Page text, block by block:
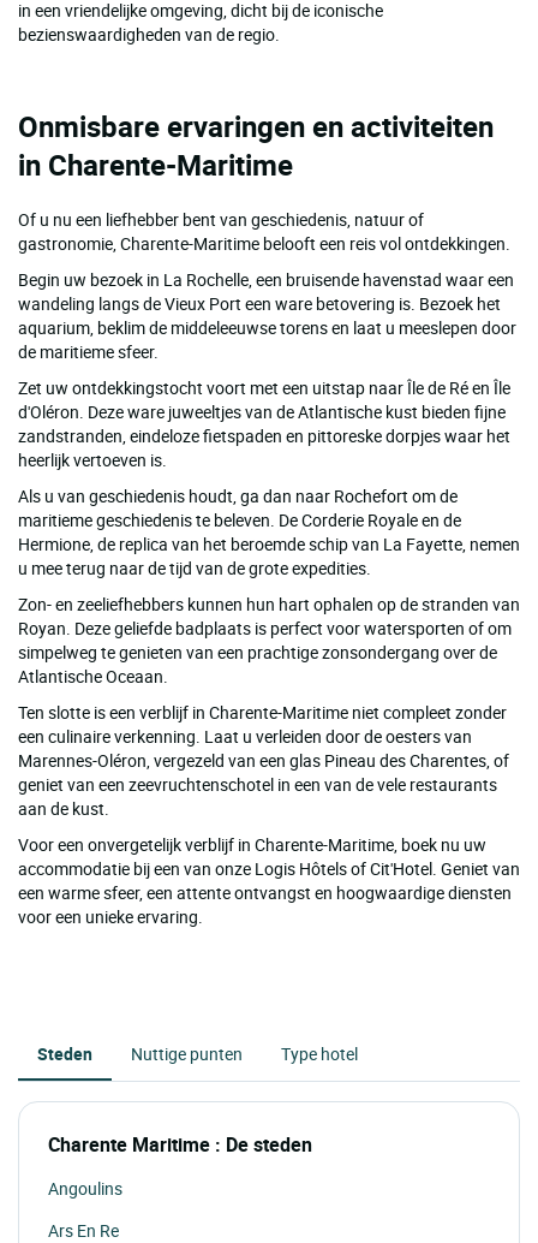
in een vriendelijke omgeving, dicht bij de iconische
bezienswaardigheden van de regio.
Onmisbare ervaringen en activiteiten
in Charente-Maritime
Of u nu een liefhebber bent van geschiedenis, natuur of
gastronomie, Charente-Maritime belooft een reis vol ontdekkingen.
Begin uw bezoek in La Rochelle, een bruisende havenstad waar een
wandeling langs de Vieux Port een ware betovering is. Bezoek het
aquarium, beklim de middeleeuwse torens en laat u meeslepen door
de maritieme sfeer.
Zet uw ontdekkingstocht voort met een uitstap naar Île de Ré en Île
d'Oléron. Deze ware juweeltjes van de Atlantische kust bieden fijne
zandstranden, eindeloze fietspaden en pittoreske dorpjes waar het
heerlijk vertoeven is.
Als u van geschiedenis houdt, ga dan naar Rochefort om de
maritieme geschiedenis te beleven. De Corderie Royale en de
Hermione, de replica van het beroemde schip van La Fayette, nemen
u mee terug naar de tijd van de grote expedities.
Zon- en zeeliefhebbers kunnen hun hart ophalen op de stranden van
Royan. Deze geliefde badplaats is perfect voor watersporten of om
simpelweg te genieten van een prachtige zonsondergang over de
Atlantische Oceaan.
Ten slotte is een verblijf in Charente-Maritime niet compleet zonder
een culinaire verkenning. Laat u verleiden door de oesters van
Marennes-Oléron, vergezeld van een glas Pineau des Charentes, of
geniet van een zeevruchtenschotel in een van de vele restaurants
aan de kust.
Voor een onvergetelijk verblijf in Charente-Maritime, boek nu uw
accommodatie bij een van onze Logis Hôtels of Cit'Hotel. Geniet van
een warme sfeer, een attente ontvangst en hoogwaardige diensten
voor een unieke ervaring.
Steden Nuttige punten Type hotel
Charente Maritime : De steden
Angoulins
Ars En Re